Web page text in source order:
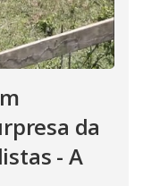
da
- A